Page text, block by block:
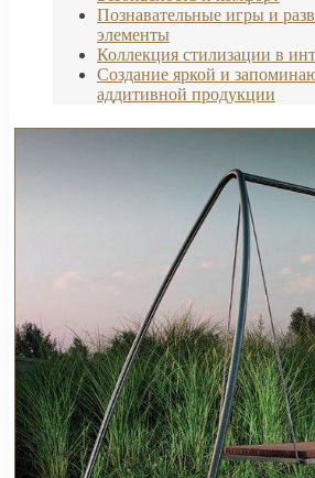
Познавательные игры и
элементы
Коллекция стилизации в
Создание яркой и
аддитивной продукции